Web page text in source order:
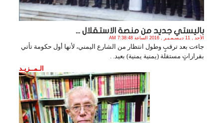
باليستي جديد من منصة الاستقلال ...
الأحد , 11 ديـسـمـبـر , 2016 الساعة 7:38:48 AM
جاءت بعد ترقبٍ وطول انتظار من الشارع اليمني، لأنها أول حكومة تأتي
بقراراتٍ مستقلة (يمنية يمنية) بعيد. .
الـمــزيـد